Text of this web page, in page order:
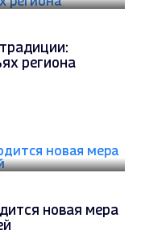
региона
новая мера